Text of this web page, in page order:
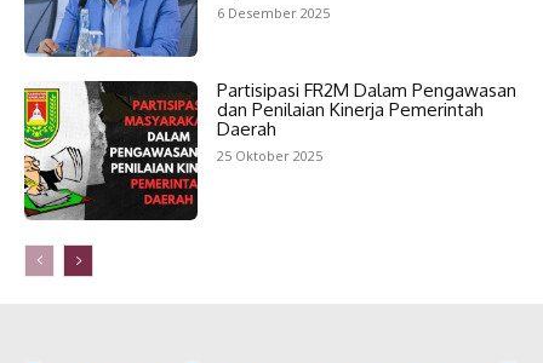
6 Desember 2025
Partisipasi FR2M Dalam Pengawasan
dan Penilaian Kinerja Pemerintah
Daerah
25 Oktober 2025